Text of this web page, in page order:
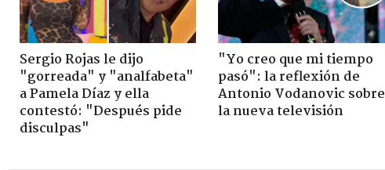
Sergio Rojas le dijo
"gorreada" y "analfabeta"
a Pamela Díaz y ella
contestó: "Después pide
disculpas"
"Yo creo que mi tiempo
pasó": la reflexión de
Antonio Vodanovic sobre
la nueva televisión